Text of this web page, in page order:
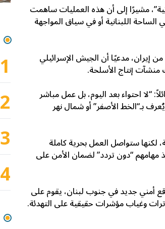
مشيرًا إلى أن هذه العمليات ساهمت
اللبنانية أو في سياق المواجهة
إيران، مدعيًا أن الجيش الإسرائيلي
منشآت إنتاج الأسلحة.
“لا احتواء بعد اليوم، بل عمل مباشر
بـ“الخط الأصفر” أو شمال نهر
لكنها ستواصل العمل بحرية كاملة
مهامهم “دون تردد” لضمان الأمن على
أمني جديد في جنوب لبنان، يقوم على
وغياب مؤشرات حقيقية على التهدئة.
1
2
3
4